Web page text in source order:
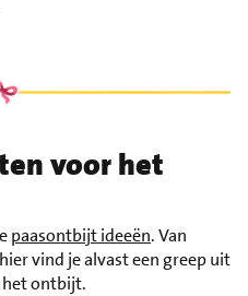
voor het
paasontbijt ideeën. Van
vind je alvast een greep uit
het ontbijt.